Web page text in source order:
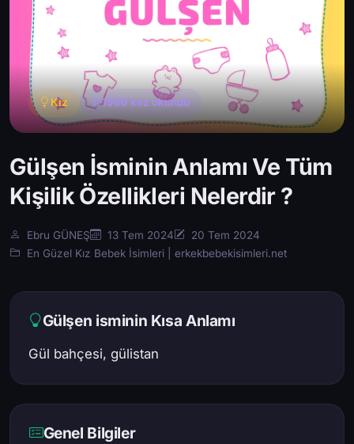
Kız 1986 kez okundu
Gülşen İsminin Anlamı Ve Tüm
Kişilik Özellikleri Nelerdir ?
Ebru GÜNEŞ 13 Tem 2024
20 Tem 2024
En Güzel Kız Bebek İsimleri | erkekbebekisimleri.net
Gülşen isminin Kısa Anlamı
Gül bahçesi, gülistan
Genel Bilgiler